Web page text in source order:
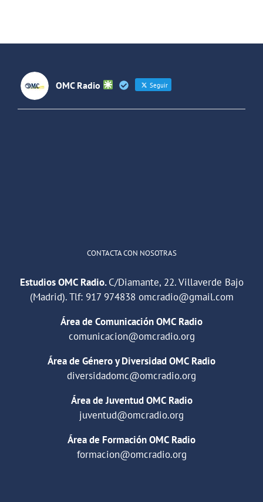
OMC Radio Seguir
CONTACTA CON NOSOTRAS
Estudios OMC Radio.C/Diamante, 22. Villaverde Bajo
(Madrid). Tlf: 917 974838 omcradio@gmail.com
Área de Comunicación OMC Radio
comunicacion@omcradio.org
Área de Género y Diversidad OMC Radio
diversidadomc@omcradio.org
Área de Juventud OMC Radio
juventud@omcradio.org
Área de Formación OMC Radio
formacion@omcradio.org